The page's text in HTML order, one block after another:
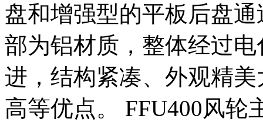
盘和增强型的平板后盘
部为铝材质，整体经过
进，结构紧凑、外观精
高等优点。 FFU400风轮